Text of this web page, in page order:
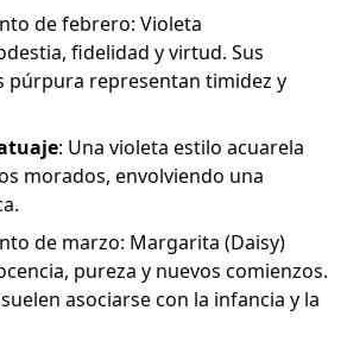
de febrero: Violeta
fidelidad y virtud. Sus
púrpura representan timidez y
: Una violeta estilo acuarela
morados, envolviendo una
de marzo: Margarita (Daisy)
pureza y nuevos comienzos.
asociarse con la infancia y la